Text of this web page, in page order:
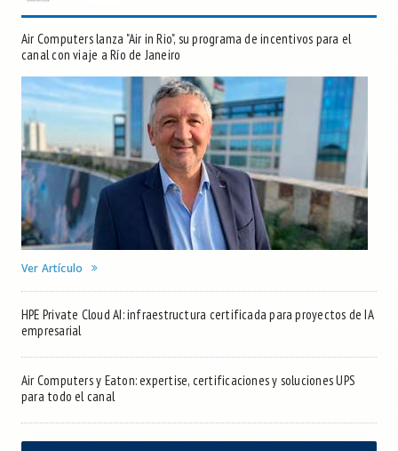
Air Computers lanza "Air in Rio", su programa de incentivos para el
canal con viaje a Río de Janeiro
Ver Artículo
HPE Private Cloud AI: infraestructura certificada para proyectos de IA
empresarial
Air Computers y Eaton: expertise, certificaciones y soluciones UPS
para todo el canal